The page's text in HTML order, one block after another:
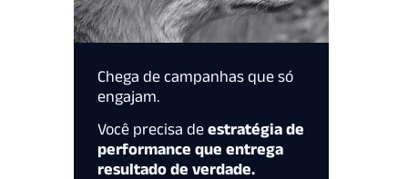
Chega de campanhas que só
engajam.
Você precisa de estratégia de
performance que entrega
resultado de verdade.